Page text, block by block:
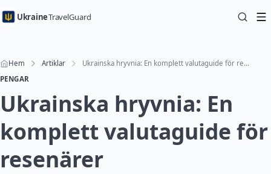
UkraineTravelGuard
Hem Artiklar
Ukrainska hryvnia: En komplett valutaguide för resenärer
PENGAR
Ukrainska hryvnia: En
komplett valutaguide för
resenärer